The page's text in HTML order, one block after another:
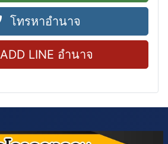
โทรหาอำนาจ
ADD LINE อำนาจ